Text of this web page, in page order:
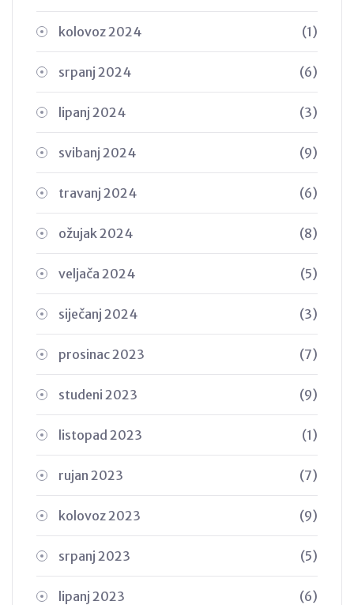
kolovoz 2024 (1)
srpanj 2024 (6)
lipanj 2024 (3)
svibanj 2024 (9)
travanj 2024 (6)
ožujak 2024 (8)
veljača 2024 (5)
siječanj 2024 (3)
prosinac 2023 (7)
studeni 2023 (9)
listopad 2023 (1)
rujan 2023 (7)
kolovoz 2023 (9)
srpanj 2023 (5)
lipanj 2023 (6)